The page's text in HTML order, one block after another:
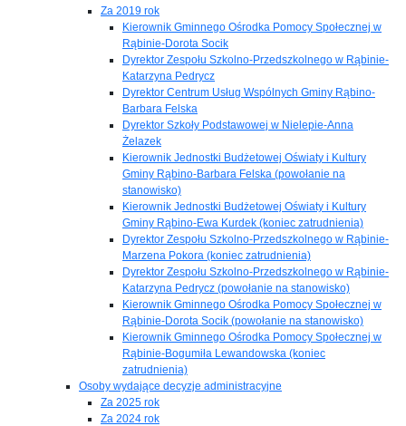
Za 2019 rok
Kierownik Gminnego Ośrodka Pomocy Społecznej w
Rąbinie-Dorota Socik
Dyrektor Zespołu Szkolno-Przedszkolnego w Rąbinie-
Katarzyna Pedrycz
Dyrektor Centrum Usług Wspólnych Gminy Rąbino-
Barbara Felska
Dyrektor Szkoły Podstawowej w Nielepie-Anna
Żelazek
Kierownik Jednostki Budżetowej Oświaty i Kultury
Gminy Rąbino-Barbara Felska (powołanie na
stanowisko)
Kierownik Jednostki Budżetowej Oświaty i Kultury
Gminy Rąbino-Ewa Kurdek (koniec zatrudnienia)
Dyrektor Zespołu Szkolno-Przedszkolnego w Rąbinie-
Marzena Pokora (koniec zatrudnienia)
Dyrektor Zespołu Szkolno-Przedszkolnego w Rąbinie-
Katarzyna Pedrycz (powołanie na stanowisko)
Kierownik Gminnego Ośrodka Pomocy Społecznej w
Rąbinie-Dorota Socik (powołanie na stanowisko)
Kierownik Gminnego Ośrodka Pomocy Społecznej w
Rąbinie-Bogumiła Lewandowska (koniec
zatrudnienia)
Osoby wydające decyzje administracyjne
Za 2025 rok
Za 2024 rok